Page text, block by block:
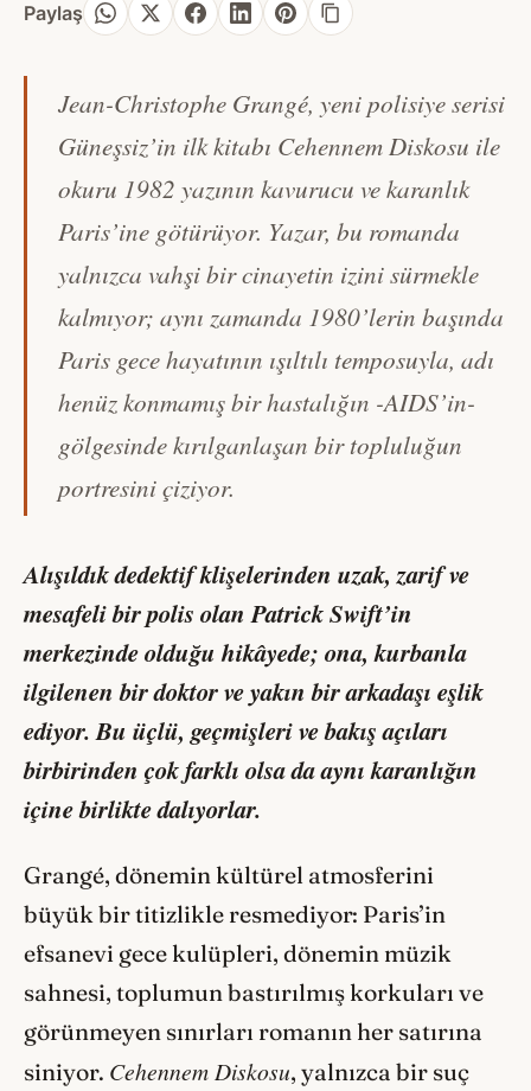
Paylaş
Jean-Christophe Grangé, yeni polisiye serisi
Güneşsiz’in ilk kitabı Cehennem Diskosu ile
okuru 1982 yazının kavurucu ve karanlık
Paris’ine götürüyor. Yazar, bu romanda
yalnızca vahşi bir cinayetin izini sürmekle
kalmıyor; aynı zamanda 1980’lerin başında
Paris gece hayatının ışıltılı temposuyla, adı
henüz konmamış bir hastalığın -AIDS’in-
gölgesinde kırılganlaşan bir topluluğun
portresini çiziyor.
Alışıldık dedektif klişelerinden uzak, zarif ve
mesafeli bir polis olan Patrick Swift’in
merkezinde olduğu hikâyede; ona, kurbanla
ilgilenen bir doktor ve yakın bir arkadaşı eşlik
ediyor. Bu üçlü, geçmişleri ve bakış açıları
birbirinden çok farklı olsa da aynı karanlığın
içine birlikte dalıyorlar.
Grangé, dönemin kültürel atmosferini
büyük bir titizlikle resmediyor: Paris’in
efsanevi gece kulüpleri, dönemin müzik
sahnesi, toplumun bastırılmış korkuları ve
görünmeyen sınırları romanın her satırına
siniyor. Cehennem Diskosu, yalnızca bir suç